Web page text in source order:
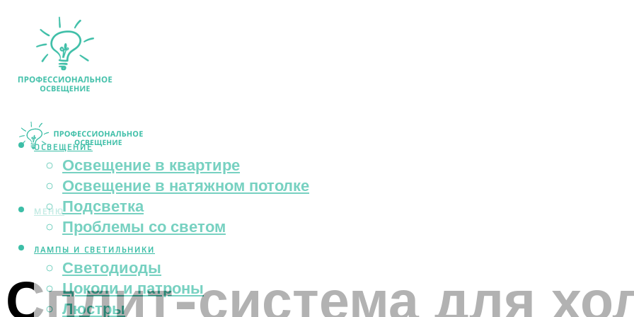
ОСВЕЩЕНИЕ
Освещение в квартире
Освещение в натяжном потолке
Подсветка
Проблемы со светом
ЛАМПЫ И СВЕТИЛЬНИКИ
Светодиоды
Цоколи и патроны
Люстры
МЕНЮ
Сплит-система для